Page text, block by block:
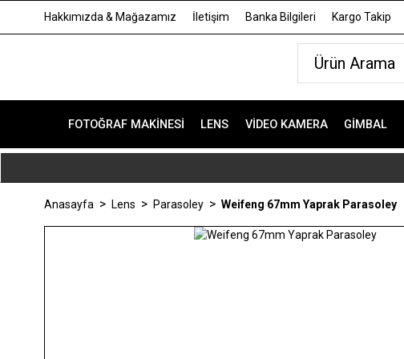
Hakkımızda & Mağazamız İletişim Banka Bilgileri Kargo Takip
FOTOĞRAF MAKINESI LENS VIDEO KAMERA GIMBAL
Anasayfa Lens Parasoley Weifeng 67mm Yaprak Parasoley